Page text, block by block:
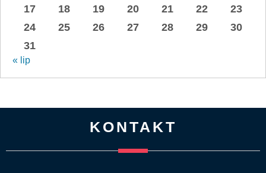
17
18 19 20 21 22
23
24
25 26 27 28 29
30
31
« lip
KONTAKT